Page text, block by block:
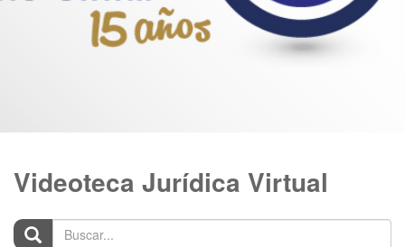
Videoteca Jurídica Virtual
Buscar...